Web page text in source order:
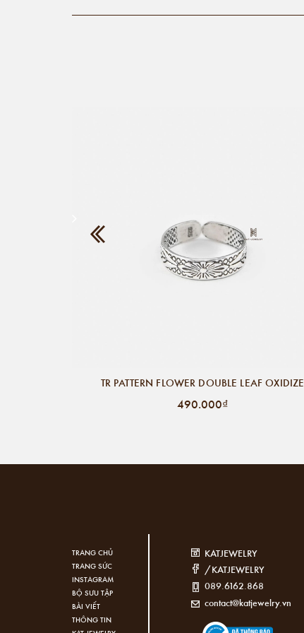
TR PATTERN FLOWER DOUBLE LEAF OXIDIZE
490.000₫
TRANG CHỦ
TRANG SỨC
INSTAGRAM
BỘ SƯU TẬP
BÀI VIẾT
THÔNG TIN
KATJEWELRY
/KATJEWELRY
089.6162.868
contact@katjewelry.vn